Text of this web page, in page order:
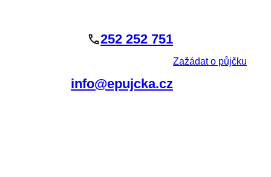
252 252 751
info@epujcka.cz
Zažádat o půjčku